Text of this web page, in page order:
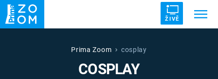
ŽIVĚ
UFO DRUHÁ SVĚTOVÁ VÁLKA
VETŘELCI DÁVNOVĚKU
Prima Zoom cosplay
COSPLAY